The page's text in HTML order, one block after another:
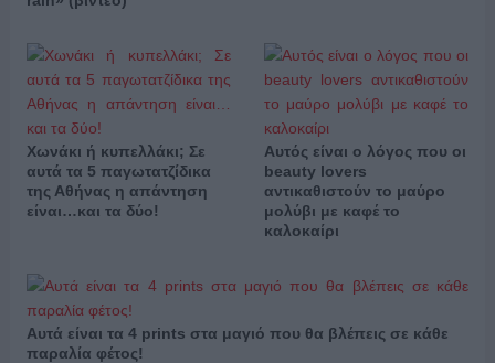
Χωνάκι ή κυπελλάκι; Σε
αυτά τα 5 παγωτατζίδικα
της Αθήνας η απάντηση
είναι…και τα δύο!
Αυτός είναι ο λόγος που οι
beauty lovers
αντικαθιστούν το μαύρο
μολύβι με καφέ το
καλοκαίρι
Αυτά είναι τα 4 prints στα μαγιό που θα βλέπεις σε κάθε
παραλία φέτος!